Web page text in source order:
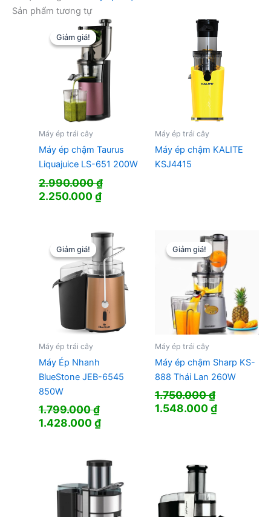
Sản phẩm tương tự
Giảm giá!
Giảm giá!
Máy ép trái cây
Máy ép chậm Taurus
Liquajuice LS-651 200W
2.990.000₫
Giá
2.990.000 ₫.
2.250.000₫Giá
là:
2.250.000 ₫.
Máy ép trái cây
Máy ép chậm KALITE
KSJ4415
Giảm giá!
Giảm giá!
Máy ép trái cây
Máy Ép Nhanh
BlueStone JEB-6545
850W
1.799.000₫
Giá
1.799.000 ₫.
1.428.000₫Giá
là:
Giảm giá!
Giảm giá!
Máy ép trái cây
Máy ép chậm Sharp KS-
888 Thái Lan 260W
1.750.000₫
Giá
1.548.000₫Giá